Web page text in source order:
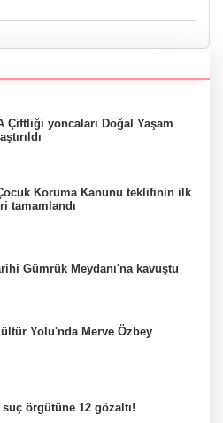
Çiftliği yoncaları Doğal Yaşam
Koruma Kanunu teklifinin ilk
tamamlandı
Gümrük Meydanı'na kavuştu
Yolu'nda Merve Özbey
örgütüne 12 gözaltı!